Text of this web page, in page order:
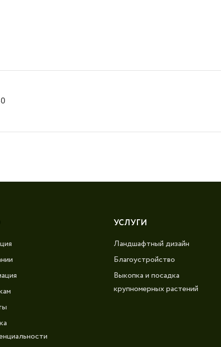
УСЛУГИ
Ландшафтный дизайн
Благоустройство
Выкопка и посадка
крупномерных растений